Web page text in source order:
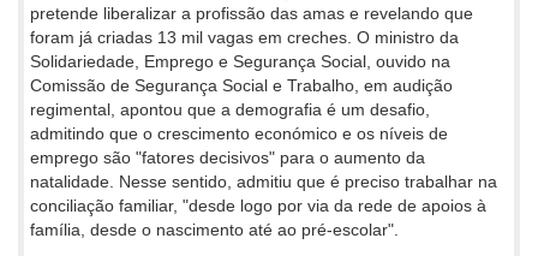
pretende liberalizar a profissão das amas e revelando que
foram já criadas 13 mil vagas em creches. O ministro da
Solidariedade, Emprego e Segurança Social, ouvido na
Comissão de Segurança Social e Trabalho, em audição
regimental, apontou que a demografia é um desafio,
admitindo que o crescimento económico e os níveis de
emprego são "fatores decisivos" para o aumento da
natalidade. Nesse sentido, admitiu que é preciso trabalhar na
conciliação familiar, "desde logo por via da rede de apoios à
família, desde o nascimento até ao pré-escolar".